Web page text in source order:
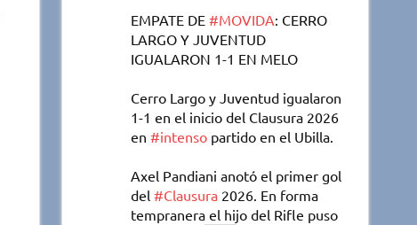
EMPATE DE#MOVIDA: CERRO
LARGO Y JUVENTUD
IGUALARON 1-1 EN MELO
Cerro Largo y Juventud igualaron
1-1 en el inicio del Clausura 2026
en#intenso partido en el Ubilla.
Axel Pandiani anotó el primer gol
del#Clausura 2026. En forma
tempranera el hijo del Rifle puso